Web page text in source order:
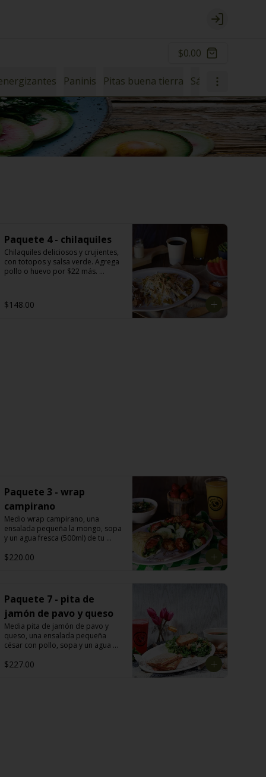
Login
$0.00
Paninis Pitas buena tierra Sándwiches
Paquete 4 - chilaquiles
Chilaquiles deliciosos y crujientes,
con totopos y salsa verde. Agrega
pollo o huevo por $22 más.
piña o sandía. Café americano o
té: manzanilla o hierbabuena o
$148.00
Paquete 3 - wrap
campirano
Medio wrap campirano, una
ensalada pequeña la mongo, sopa
y un agua fresca (500ml) de tu
fresa, piña, papaya, sandía,
$220.00
Paquete 7 - pita de
jamón de pavo y queso
Media pita de jamón de pavo y
queso, una ensalada pequeña
césar con pollo, sopa y un agua
melón, mango, jamaica, fresa,
$227.00